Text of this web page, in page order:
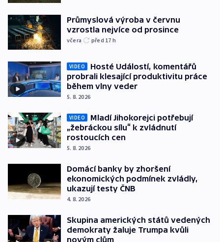
Průmyslová výroba v červnu
vzrostla nejvíce od prosince
včera před 17 h
VIDEO
Hosté Událostí, komentářů
probrali klesající produktivitu práce
během vlny veder
5. 8. 2026
VIDEO
Mladí Jihokorejci potřebují
„žebráckou sílu“ k zvládnutí
rostoucích cen
5. 8. 2026
Domácí banky by zhoršení
ekonomických podmínek zvládly,
ukazují testy ČNB
4. 8. 2026
Skupina amerických států vedených
demokraty žaluje Trumpa kvůli
novým clům